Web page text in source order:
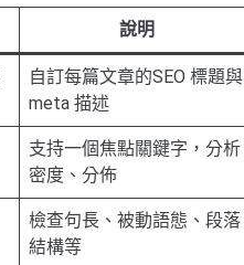
說明
自訂每篇文章的SEO 標題與
meta 描述
支持一個焦點關鍵字，分析
密度、分佈
檢查句長、被動語態、段落
結構等